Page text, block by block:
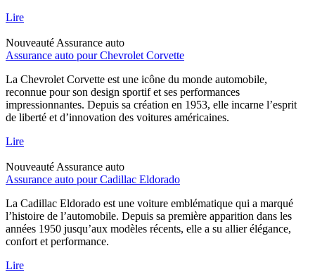
Lire
Nouveauté Assurance auto
Assurance auto pour Chevrolet Corvette
La Chevrolet Corvette est une icône du monde automobile,
reconnue pour son design sportif et ses performances
impressionnantes. Depuis sa création en 1953, elle incarne l’esprit
de liberté et d’innovation des voitures américaines.
Lire
Nouveauté Assurance auto
Assurance auto pour Cadillac Eldorado
La Cadillac Eldorado est une voiture emblématique qui a marqué
l’histoire de l’automobile. Depuis sa première apparition dans les
années 1950 jusqu’aux modèles récents, elle a su allier élégance,
confort et performance.
Lire